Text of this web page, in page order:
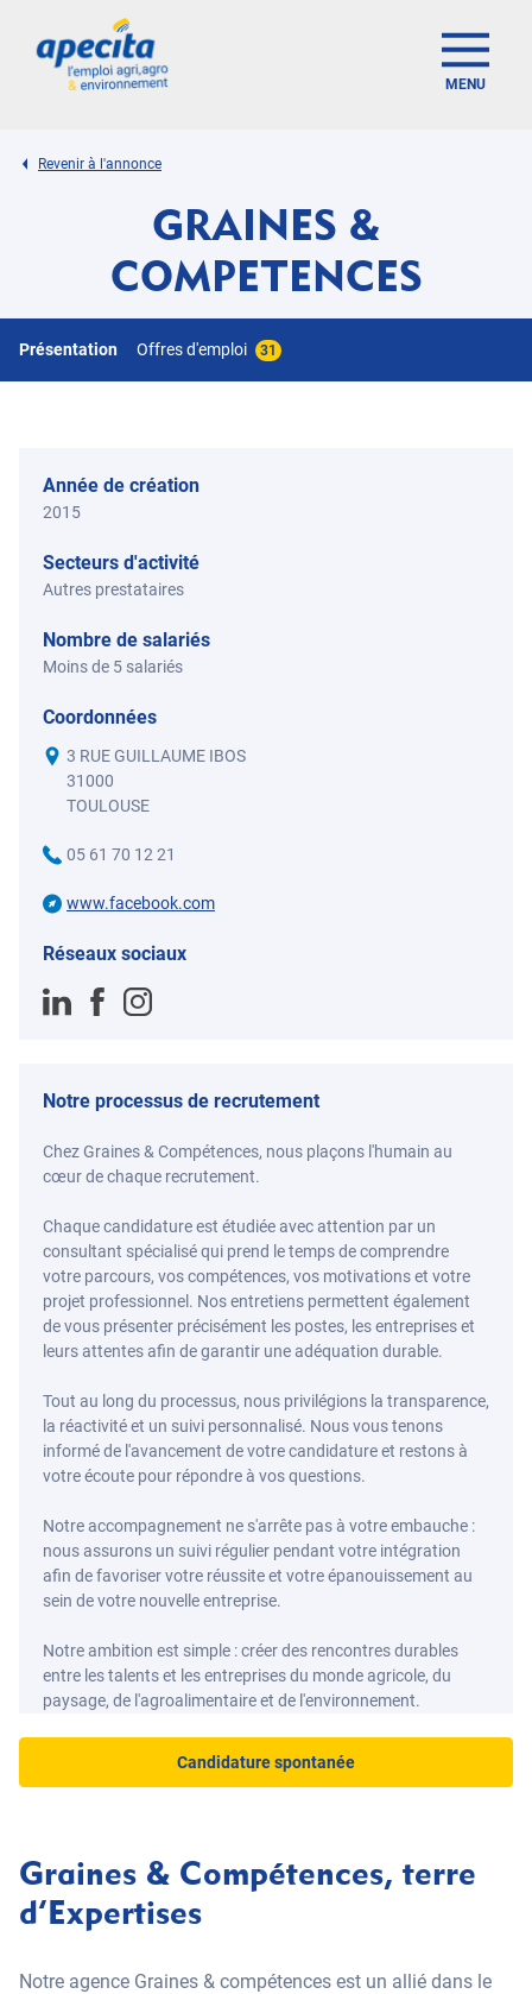
MENU
Revenir à l'annonce
GRAINES &
COMPETENCES
Présentation Offres d'emploi 31
Année de création
2015
Secteurs d'activité
Autres prestataires
Nombre de salariés
Moins de 5 salariés
Coordonnées
3 RUE GUILLAUME IBOS
31000
TOULOUSE
05 61 70 12 21
www.facebook.com
Réseaux sociaux
Notre processus de recrutement
Chez Graines & Compétences, nous plaçons l'humain au
cœur de chaque recrutement.
Chaque candidature est étudiée avec attention par un
consultant spécialisé qui prend le temps de comprendre
votre parcours, vos compétences, vos motivations et votre
projet professionnel. Nos entretiens permettent également
de vous présenter précisément les postes, les entreprises et
leurs attentes afin de garantir une adéquation durable.
Tout au long du processus, nous privilégions la transparence,
la réactivité et un suivi personnalisé. Nous vous tenons
informé de l'avancement de votre candidature et restons à
votre écoute pour répondre à vos questions.
Notre accompagnement ne s'arrête pas à votre embauche :
nous assurons un suivi régulier pendant votre intégration
afin de favoriser votre réussite et votre épanouissement au
sein de votre nouvelle entreprise.
Notre ambition est simple : créer des rencontres durables
entre les talents et les entreprises du monde agricole, du
paysage, de l'agroalimentaire et de l'environnement.
Candidature spontanée
Graines & Compétences, terre
d’Expertises
Notre agence Graines & compétences est un allié dans le